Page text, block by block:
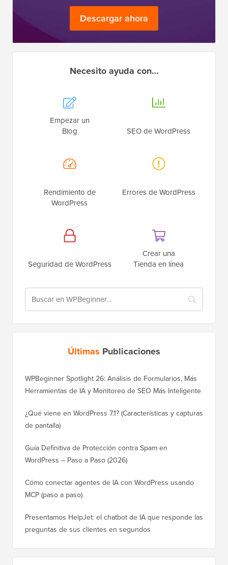
Descargar ahora
Necesito ayuda con…
Empezar un
Blog
SEO de WordPress
Rendimiento de
WordPress
Errores de WordPress
Seguridad de WordPress
Crear una
Tienda en línea
Últimas Publicaciones
WPBeginner Spotlight 26: Análisis de Formularios, Más
Herramientas de IA y Monitoreo de SEO Más Inteligente
¿Qué viene en WordPress 7.1? (Características y capturas
de pantalla)
Guía Definitiva de Protección contra Spam en
WordPress – Paso a Paso (2026)
Cómo conectar agentes de IA con WordPress usando
MCP (paso a paso)
Presentamos HelpJet: el chatbot de IA que responde las
preguntas de sus clientes en segundos